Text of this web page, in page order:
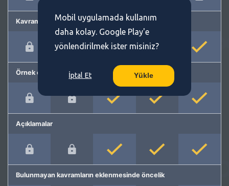
Kavram önerme
Örnek cümleler
Açıklamalar
Bulunmayan kavramların eklenmesinde öncelik
Mobil uygulamada kullanım
daha kolay. Google Play'e
yönlendirilmek ister misiniz?
İptal Et Yükle